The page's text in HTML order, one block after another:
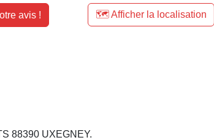
avis ! 🗺️ Afficher la localisation
88390 UXEGNEY.